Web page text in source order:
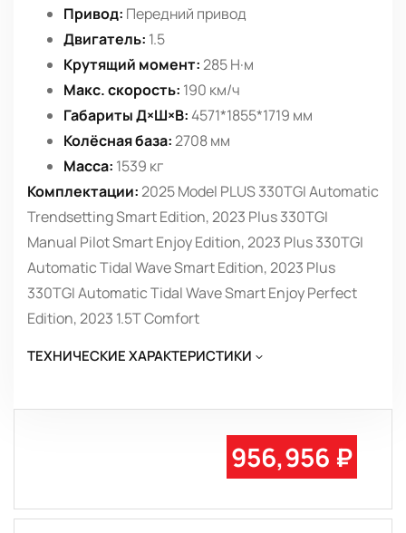
Привод: Передний привод
Двигатель: 1.5
Крутящий момент:285 Н·м
Макс. скорость: 190 км/ч
Габариты Д×Ш×В: 4571*1855*1719 мм
Колёсная база:2708 мм
Масса: 1539 кг
Комплектации:2025 Model PLUS 330TGI Automatic
Trendsetting Smart Edition, 2023 Plus 330TGI
Manual Pilot Smart Enjoy Edition, 2023 Plus 330TGI
Automatic Tidal Wave Smart Edition, 2023 Plus
330TGI Automatic Tidal Wave Smart Enjoy Perfect
Edition, 2023 1.5T Comfort
ТЕХНИЧЕСКИЕ ХАРАКТЕРИСТИКИ
956,956 ₽